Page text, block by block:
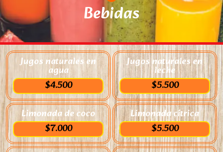
Bebidas
Jugos naturales en
agua
$4.500
Jugos naturales en
leche
$5.500
Limonada de coco
$7.000
Limonada cítrica
$5.500